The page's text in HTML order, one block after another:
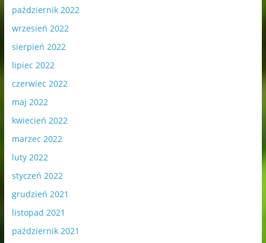
październik 2022
wrzesień 2022
sierpień 2022
lipiec 2022
czerwiec 2022
maj 2022
kwiecień 2022
marzec 2022
luty 2022
styczeń 2022
grudzień 2021
listopad 2021
październik 2021